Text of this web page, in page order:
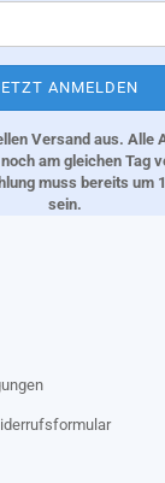
Versand aus. Alle
am gleichen Tag
muss bereits um
sein.